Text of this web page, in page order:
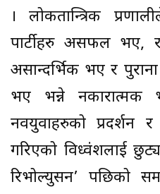
। लोकतान्त्रिक
पार्टीहरु असफल भए,
असान्दर्भिक भए र
भए भन्ने नकारात्मक
नवयुवाहरुको प्रदर्शन
गरिएको विध्वंशलाई
रिभोल्युसन’ पछिको